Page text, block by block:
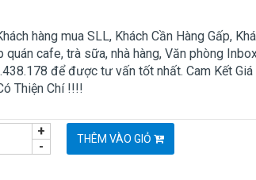
hàng mua SLL, Khách Cần Hàng Gấp,
quán cafe, trà sữa, nhà hàng, Văn phòng
để được tư vấn tốt nhất. Cam Kết Giá
Thiện Chí !!!!
-
+ THÊM VÀO GIỎ